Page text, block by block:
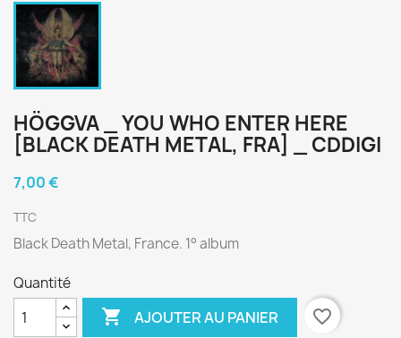
HÖGGVA _ YOU WHO ENTER HERE
[BLACK DEATH METAL, FRA] _ CDDIGI
7,00 €
TTC
Black Death Metal, France. 1° album
Quantité
 AJOUTER AU PANIER favorite_border